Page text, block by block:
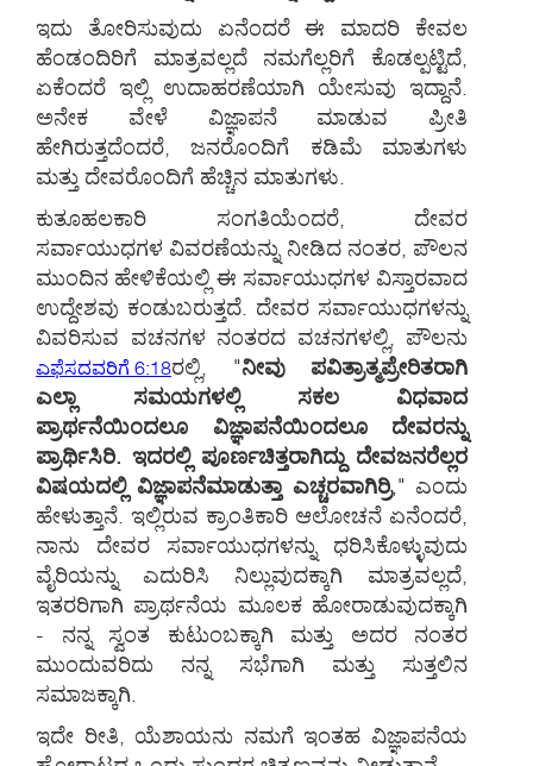
ಇದು ತೋರಿಸುವುದು ಏನೆಂದರೆ ಈ ಮಾದರಿ ಕೇವಲ
ಹೆಂಡಂದಿರಿಗೆ ಮಾತ್ರವಲ್ಲದೆ ನಮಗೆಲ್ಲರಿಗೆ ಕೊಡಲ್ಪಟ್ಟಿದೆ,
ಏಕೆಂದರೆ ಇಲ್ಲಿ ಉದಾಹರಣೆಯಾಗಿ ಯೇಸುವು ಇದ್ದಾನೆ.
ಅನೇಕ ವೇಳೆ ವಿಜ್ಞಾಪನೆ ಮಾಡುವ ಪ್ರೀತಿ
ಹೇಗಿರುತ್ತದೆಂದರೆ, ಜನರೊಂದಿಗೆ ಕಡಿಮೆ ಮಾತುಗಳು
ಮತ್ತು ದೇವರೊಂದಿಗೆ ಹೆಚ್ಚಿನ ಮಾತುಗಳು.
ಕುತೂಹಲಕಾರಿ ಸಂಗತಿಯೆಂದರೆ, ದೇವರ
ಸರ್ವಾಯುಧಗಳ ವಿವರಣೆಯನ್ನು ನೀಡಿದ ನಂತರ, ಪೌಲನ
ಮುಂದಿನ ಹೇಳಿಕೆಯಲ್ಲಿ ಈ ಸರ್ವಾಯುಧಗಳ ವಿಸ್ತಾರವಾದ
ಉದ್ದೇಶವು ಕಂಡುಬರುತ್ತದೆ. ದೇವರ ಸರ್ವಾಯುಧಗಳನ್ನು
ವಿವರಿಸುವ ವಚನಗಳ ನಂತರದ ವಚನಗಳಲ್ಲಿ, ಪೌಲನು
ಎಫೆಸದವರಿಗೆ 6:18ರಲ್ಲಿ, "ನೀವು ಪವಿತ್ರಾತ್ಮಪ್ರೇರಿತರಾಗಿ
ಎಲ್ಲಾ ಸಮಯಗಳಲ್ಲಿ ಸಕಲ ವಿಧವಾದ
ಪ್ರಾರ್ಥನೆಯಿಂದಲೂ ವಿಜ್ಞಾಪನೆಯಿಂದಲೂ ದೇವರನ್ನು
ಪ್ರಾರ್ಥಿಸಿರಿ. ಇದರಲ್ಲಿ ಪೂರ್ಣಚಿತ್ತರಾಗಿದ್ದು ದೇವಜನರೆಲ್ಲರ
ವಿಷಯದಲ್ಲಿ ವಿಜ್ಞಾಪನೆಮಾಡುತ್ತಾ ಎಚ್ಚರವಾಗಿರ್ರಿ," ಎಂದು
ಹೇಳುತ್ತಾನೆ. ಇಲ್ಲಿರುವ ಕ್ರಾಂತಿಕಾರಿ ಆಲೋಚನೆ ಏನೆಂದರೆ,
ನಾನು ದೇವರ ಸರ್ವಾಯುಧಗಳನ್ನು ಧರಿಸಿಕೊಳ್ಳುವುದು
ವೈರಿಯನ್ನು ಎದುರಿಸಿ ನಿಲ್ಲುವುದಕ್ಕಾಗಿ ಮಾತ್ರವಲ್ಲದೆ,
ಇತರರಿಗಾಗಿ ಪ್ರಾರ್ಥನೆಯ ಮೂಲಕ ಹೋರಾಡುವುದಕ್ಕಾಗಿ
- ನನ್ನ ಸ್ವಂತ ಕುಟುಂಬಕ್ಕಾಗಿ ಮತ್ತು ಅದರ ನಂತರ
ಮುಂದುವರಿದು ನನ್ನ ಸಭೆಗಾಗಿ ಮತ್ತು ಸುತ್ತಲಿನ
ಸಮಾಜಕ್ಕಾಗಿ.
ಇದೇ ರೀತಿ, ಯೆಶಾಯನು ನಮಗೆ ಇಂತಹ ವಿಜ್ಞಾಪನೆಯ